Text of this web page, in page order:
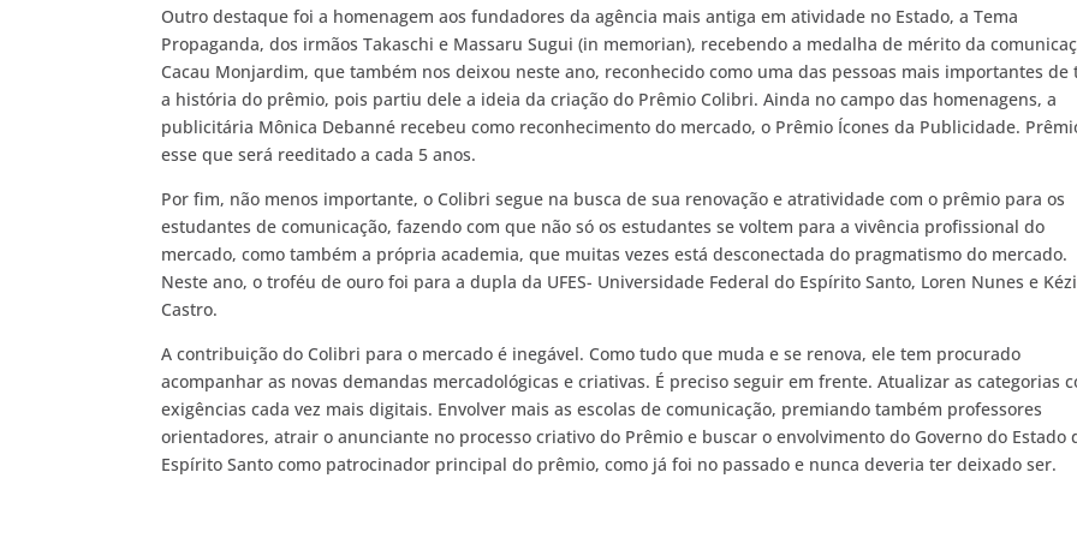
Outro destaque foi a homenagem aos fundadores da agência mais antiga em atividade no Estado, a Tema
Propaganda, dos irmãos Takaschi e Massaru Sugui (in memorian), recebendo a medalha de mérito da
Cacau Monjardim, que também nos deixou neste ano, reconhecido como uma das pessoas mais importantes de
a história do prêmio, pois partiu dele a ideia da criação do Prêmio Colibri. Ainda no campo das homenagens, a
publicitária Mônica Debanné recebeu como reconhecimento do mercado, o Prêmio Ícones da Publicidade.
esse que será reeditado a cada 5 anos.
Por fim, não menos importante, o Colibri segue na busca de sua renovação e atratividade com o prêmio para os
estudantes de comunicação, fazendo com que não só os estudantes se voltem para a vivência profissional do
mercado, como também a própria academia, que muitas vezes está desconectada do pragmatismo do mercado.
Neste ano, o troféu de ouro foi para a dupla da UFES- Universidade Federal do Espírito Santo, Loren Nunes e
Castro.
A contribuição do Colibri para o mercado é inegável. Como tudo que muda e se renova, ele tem procurado
acompanhar as novas demandas mercadológicas e criativas. É preciso seguir em frente. Atualizar as categorias
exigências cada vez mais digitais. Envolver mais as escolas de comunicação, premiando também professores
orientadores, atrair o anunciante no processo criativo do Prêmio e buscar o envolvimento do Governo do Estado
Espírito Santo como patrocinador principal do prêmio, como já foi no passado e nunca deveria ter deixado ser.